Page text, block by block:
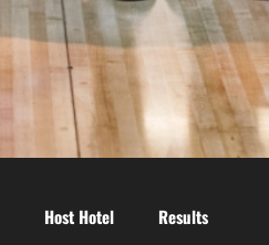
Host Hotel Results